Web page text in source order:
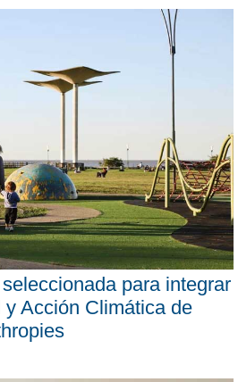
para integrar
Acción Climática de